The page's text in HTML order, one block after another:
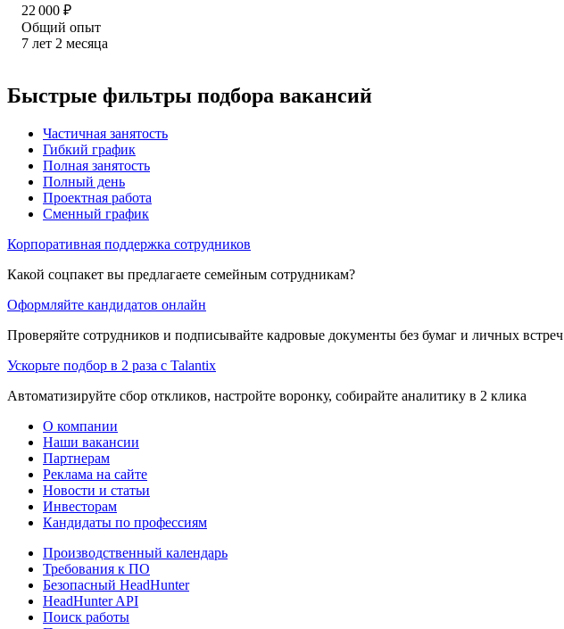
22 000 ₽
Общий опыт
7 лет 2 месяца
Быстрые фильтры подбора вакансий
Частичная занятость
Гибкий график
Полная занятость
Полный день
Проектная работа
Сменный график
Корпоративная поддержка сотрудников
Какой соцпакет вы предлагаете семейным сотрудникам?
Оформляйте кандидатов онлайн
Проверяйте сотрудников и подписывайте кадровые документы без бумаг и личных встреч
Ускорьте подбор в 2 раза с Talantix
Автоматизируйте сбор откликов, настройте воронку, собирайте аналитику в 2 клика
О компании
Наши вакансии
Партнерам
Реклама на сайте
Новости и статьи
Инвесторам
Кандидаты по профессиям
Производственный календарь
Требования к ПО
Безопасный HeadHunter
HeadHunter API
Поиск работы